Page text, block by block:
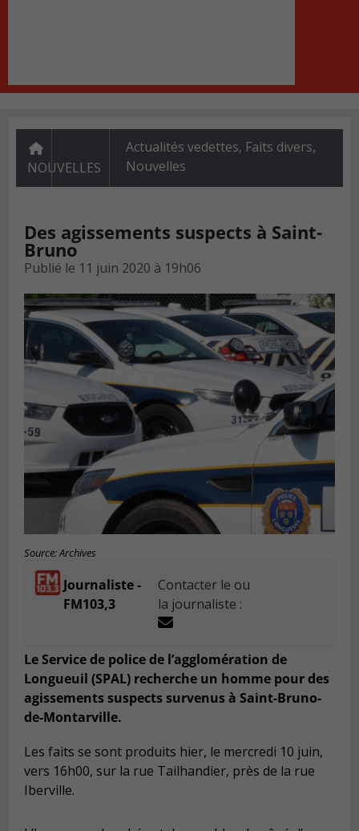
NOUVELLES
Actualités vedettes, Faits divers,
Nouvelles
Des agissements suspects à Saint-
Bruno
Publié le 11 juin 2020 à 19h06
Source: Archives
Journaliste -
FM103,3
Contacter le ou
la journaliste :
Le Service de police de l’agglomération de
Longueuil (SPAL) recherche un homme pour des
agissements suspects survenus à Saint-Bruno-
de-Montarville.
Les faits se sont produits hier, le mercredi 10 juin,
vers 16h00, sur la rue Tailhandier, près de la rue
Iberville.